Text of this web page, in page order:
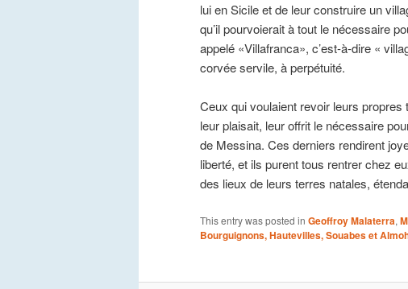
lui en Sicile et de leur construire un
qu’il pourvoierait à tout le nécessaire
appelé «Villafranca», c’est-à-dire «
corvée servile, à perpétuité.
Ceux qui voulaient revoir leurs propres
leur plaisait, leur offrit le nécessaire
de Messina. Ces derniers rendirent
liberté, et ils purent tous rentrer chez
des lieux de leurs terres natales,
This entry was posted in Geoffroy Malaterra,
Bourguignons, Hautevilles, Souabes et